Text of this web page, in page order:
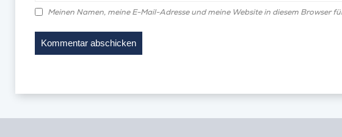
Meinen Namen, meine E-Mail-Adresse und meine Website in diesem Browser